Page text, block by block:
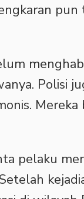
Polisi
pelaku